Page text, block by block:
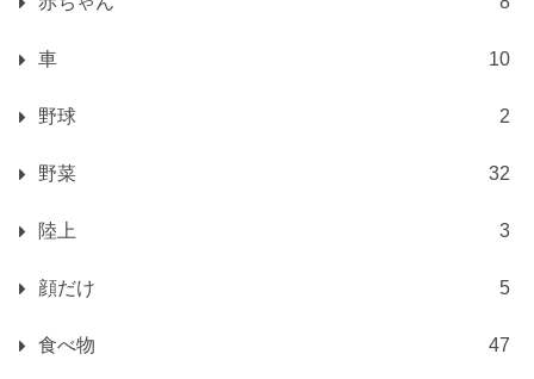
車 10
野球 2
野菜 32
陸上 3
顔だけ 5
食べ物 47